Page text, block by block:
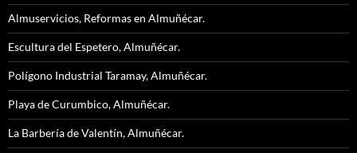
Almuservicios, Reformas en Almuñécar.
Escultura del Espetero, Almuñécar.
Polígono Industrial Taramay, Almuñécar.
Playa de Curumbico, Almuñécar.
La Barbería de Valentín, Almuñécar.